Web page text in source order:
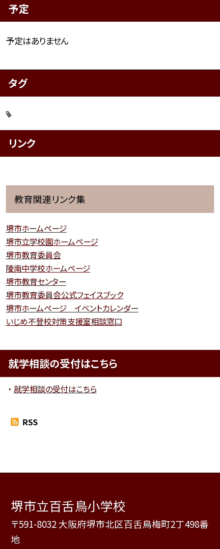
予定
予定はありません
タグ
リンク
教育関連リンク集
堺市ホームページ
堺市立学校園ホームページ
堺市教育委員会
陵南中学校ホームページ
堺市教育センター
堺市教育委員会公式フェイスブック
堺市ホームページ イベントカレンダー
いじめ不登校対策支援室相談窓口
就学相談の受付はこちら
就学相談の受付はこちら
RSS
堺市立百舌鳥小学校
〒591-8032 大阪府堺市北区百舌鳥梅町2丁498番
地